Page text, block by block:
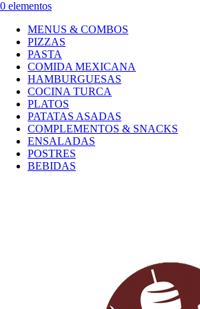
0 elementos
MENUS & COMBOS
PIZZAS
PASTA
COMIDA MEXICANA
HAMBURGUESAS
COCINA TURCA
PLATOS
PATATAS ASADAS
COMPLEMENTOS & SNACKS
ENSALADAS
POSTRES
BEBIDAS